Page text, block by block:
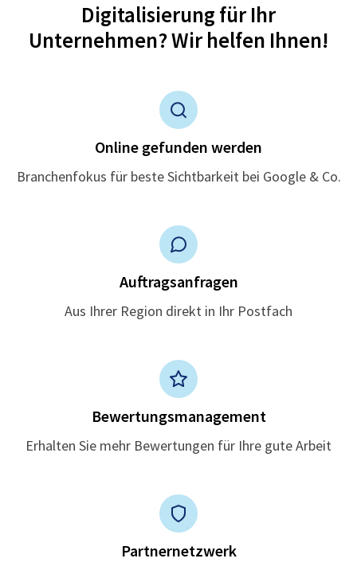
Digitalisierung für Ihr
Unternehmen? Wir helfen Ihnen!
Online gefunden werden
Branchenfokus für beste Sichtbarkeit bei Google & Co.
Auftragsanfragen
Aus Ihrer Region direkt in Ihr Postfach
Bewertungsmanagement
Erhalten Sie mehr Bewertungen für Ihre gute Arbeit
Partnernetzwerk